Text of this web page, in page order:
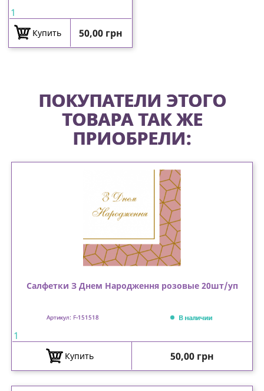
1
Купить Цена
50,00 грн
ПОКУПАТЕЛИ ЭТОГО
ТОВАРА ТАК ЖЕ
ПРИОБРЕЛИ:
Салфетки З Днем Народження розовые 20шт/уп
Артикул: F-151518 В наличии
1
Купить Цена
50,00 грн